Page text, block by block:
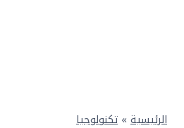
الرئيسية » تكنولوجيا